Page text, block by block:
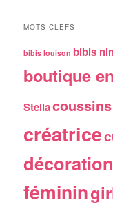
MOTS-CLEFS
bibis louison bibis
boutique
Stellacoussins
créatrice
décoration
féminin